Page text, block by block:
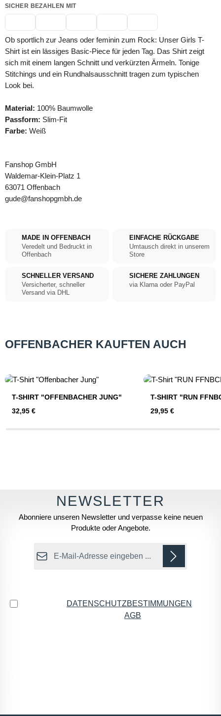
SICHER BEZAHLEN MIT
Ob sportlich zur Jeans oder feminin zum Rock: Unser Girls T-
Shirt ist ein lässiges Basic-Piece für jeden Tag. Das Shirt zeigt
sich mit einem langen Schnitt und verkürzten Ärmeln. Tonige
Stitchings und ein Rundhalsausschnitt tragen zum typischen
Look bei.
Material: 100% Baumwolle
Passform: Slim-Fit
Farbe: Weiß
Fanshop GmbH
Waldemar-Klein-Platz 1
63071 Offenbach
gude@fanshopgmbh.de
MADE IN OFFENBACH
Veredelt und Bedruckt in
Offenbach
EINFACHE RÜCKGABE
Umtausch direkt in unserem
Store
SCHNELLER VERSAND
Versicherter, schneller
Versand via DHL
SICHERE ZAHLUNGEN
via Klarna oder PayPal
OFFENBACHER KAUFTEN AUCH
T-SHIRT "OFFENBACHER JUNG"
Regulärer Preis:
32,95 €
T-SHIRT "RUN
Regulärer Preis:
29,95 €
Abonniere unseren Newsletter und verpasse keine neuen
Produkte oder Angebote.
E-Mail-Adresse*
DATENSCHUTZBESTIMMUNGEN
AGB